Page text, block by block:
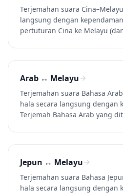
Terjemahan suara
langsung dengan
pertuturan Cina ke Melayu
Arab ↔ Melayu
Terjemahan suara Bahasa
hala secara langsung dengan
Terjemah Bahasa Arab yang
secara percuma.
Jepun ↔ Melayu
Terjemahan suara Bahasa
hala secara langsung dengan